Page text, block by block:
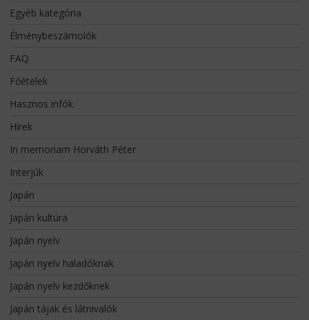
Egyéb kategória
Élménybeszámolók
FAQ
Főételek
Hasznos infók
Hírek
In memoriam Horváth Péter
Interjúk
Japán
Japán kultúra
Japán nyelv
Japán nyelv haladóknak
Japán nyelv kezdőknek
Japán tájak és látnivalók